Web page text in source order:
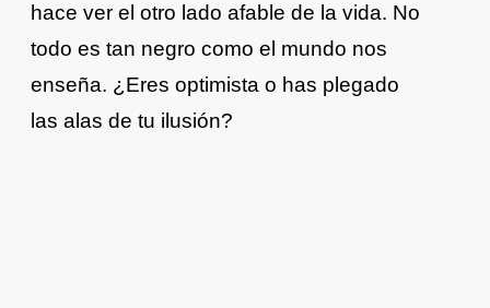
hace ver el otro lado afable de la vida. No
todo es tan negro como el mundo nos
enseña. ¿Eres optimista o has plegado
las alas de tu ilusión?